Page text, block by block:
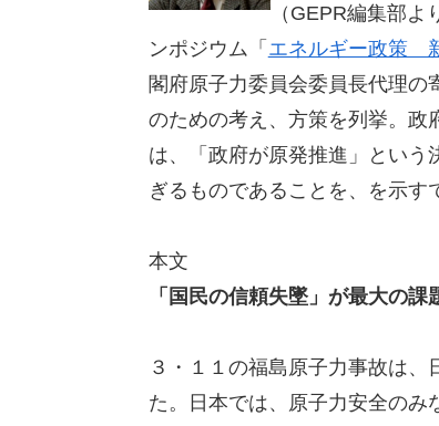
（GEPR編集部よ
ンポジウム「 エネルギー政策
閣府原子力委員会委員長代理
のための考え、方策を列挙。政
は、「政府が原発推進」という
ぎるものであることを、を示す
本文
「国民の信頼失墜」が最大の課
３・１１の福島原子力事故は
た。日本では、原子力安全のみ